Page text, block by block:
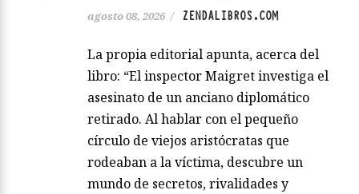
agosto 08, 2026 / ZENDALIBROS.COM
La propia editorial apunta, acerca del
libro: “El inspector Maigret investiga el
asesinato de un anciano diplomático
retirado. Al hablar con el pequeño
círculo de viejos aristócratas que
rodeaban a la víctima, descubre un
mundo de secretos, rivalidades y